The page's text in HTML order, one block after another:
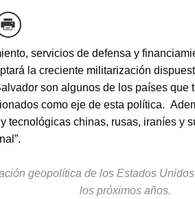
servicios de defensa y
la creciente militarización
son algunos de los países que
como eje de esta política.
tecnológicas chinas, rusas, iraníes y
geopolítica de los Estados
los próximos años.